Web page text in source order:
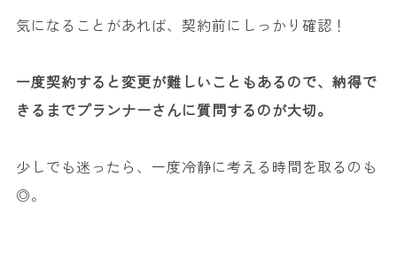
気になることがあれば、契約前にしっかり確認！
一度契約すると変更が難しいこともあるので、納得で
きるまでプランナーさんに質問するのが大切。
少しでも迷ったら、一度冷静に考える時間を取るのも
◎。